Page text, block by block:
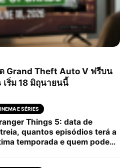
Grand Theft Auto V ฟรีบน
เริ่ม 18 มิถุนายนนี้
E SÉRIES
Things 5: data de
quantos episódios terá a
temporada e quem pode